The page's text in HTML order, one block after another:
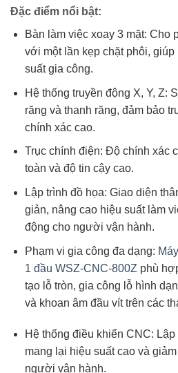
Đặc điểm nổi bật:
Bàn làm việc xoay 3 mặt: Cho
với một lần kẹp chặt phôi,
suất gia công.
Hệ thống truyền động X, Y, Z:
răng và thanh răng, đảm bảo
chính xác cao.
Trục chính điện: Độ chính xác
toàn và độ tin cậy cao.
Lập trình đồ họa: Giao diện
giản, nâng cao hiệu suất làm
động cho người vận hành.
Phạm vi gia công đa dạng:
1 đầu WSZ-CNC-800Z phù
tạo lỗ tròn, gia công lỗ hình
và khoan âm đầu vít trên các
Hệ thống điều khiển CNC:
mang lại hiệu suất cao và
người vận hành.